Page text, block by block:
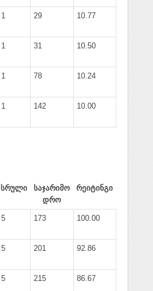
1 29 10.77
1 31 10.50
1 78 10.24
1 142 10.00
სრული
საჯარიმო
დრო
რეიტინგი
5 173 100.00
5 201 92.86
5 215 86.67